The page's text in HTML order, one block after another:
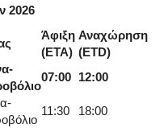
2026
Άφιξη
(ETA)
Αναχώρηση
(ETD)
07:00 12:00
11:30 18:00